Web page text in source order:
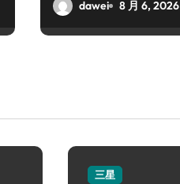
dawei 8 月 6, 2026
三星